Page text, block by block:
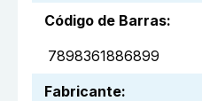
Código de Barras:
7898361886899
Fabricante: